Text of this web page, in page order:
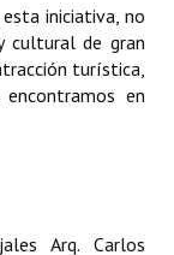
iniciativa, no
cultural de gran
turística,
en
Arq. Carlos